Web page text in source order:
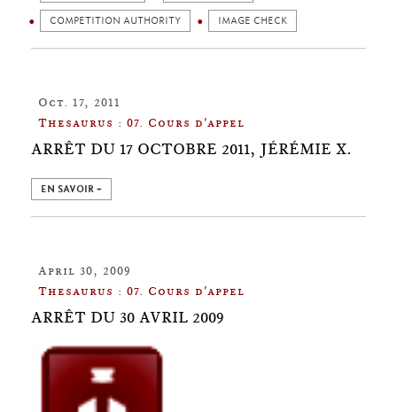
COMPETITION AUTHORITY IMAGE CHECK
Oct. 17, 2011
Thesaurus : 07. Cours d'appel
ARRÊT DU 17 OCTOBRE 2011, JÉRÉMIE X.
EN SAVOIR +
April 30, 2009
Thesaurus : 07. Cours d'appel
ARRÊT DU 30 AVRIL 2009